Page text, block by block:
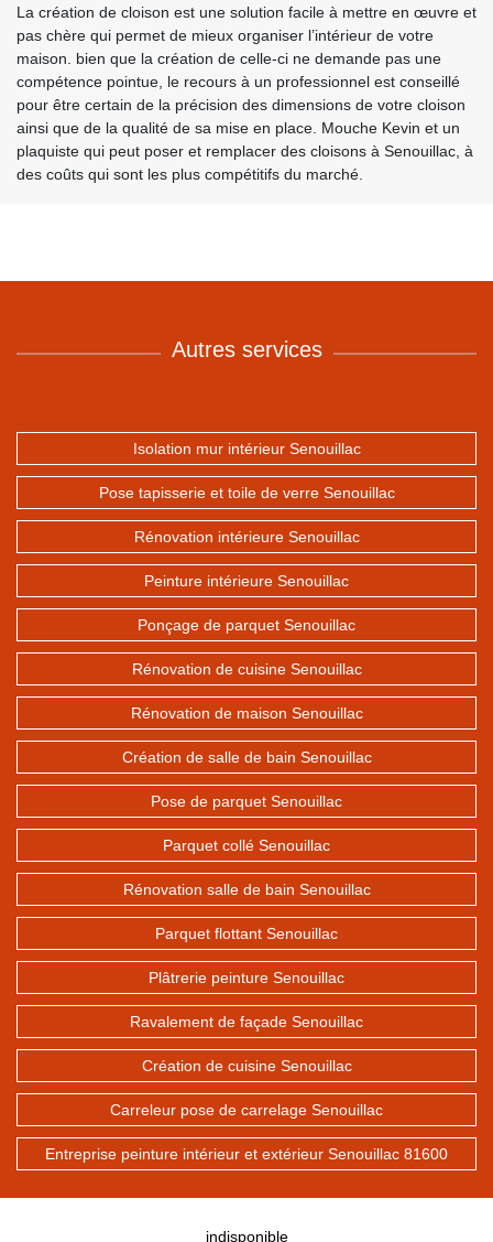
La création de cloison est une solution facile à mettre en œuvre et
pas chère qui permet de mieux organiser l’intérieur de votre
maison. bien que la création de celle-ci ne demande pas une
compétence pointue, le recours à un professionnel est conseillé
pour être certain de la précision des dimensions de votre cloison
ainsi que de la qualité de sa mise en place. Mouche Kevin et un
plaquiste qui peut poser et remplacer des cloisons à Senouillac, à
des coûts qui sont les plus compétitifs du marché.
Autres services
Isolation mur intérieur Senouillac
Pose tapisserie et toile de verre Senouillac
Rénovation intérieure Senouillac
Peinture intérieure Senouillac
Ponçage de parquet Senouillac
Rénovation de cuisine Senouillac
Rénovation de maison Senouillac
Création de salle de bain Senouillac
Pose de parquet Senouillac
Parquet collé Senouillac
Rénovation salle de bain Senouillac
Parquet flottant Senouillac
Plâtrerie peinture Senouillac
Ravalement de façade Senouillac
Création de cuisine Senouillac
Carreleur pose de carrelage Senouillac
Entreprise peinture intérieur et extérieur Senouillac 81600
indisponible